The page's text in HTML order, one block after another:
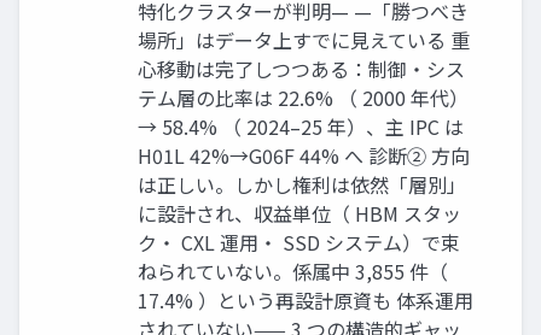
特化クラスターが判明— —「勝つべき
場所」はデータ上すでに見えている 重
心移動は完了しつつある：制御・シス
テム層の比率は 22.6% （ 2000 年代）
→ 58.4% （ 2024–25 年）、主 IPC は
H01L 42%→G06F 44% へ 診断② 方向
は正しい。しかし権利は依然「層別」
に設計され、収益単位（ HBM スタッ
ク・ CXL 運用・ SSD システム）で束
ねられていない。係属中 3,855 件（
17.4% ）という再設計原資も 体系運用
されていない—— 3 つの構造的ギャッ